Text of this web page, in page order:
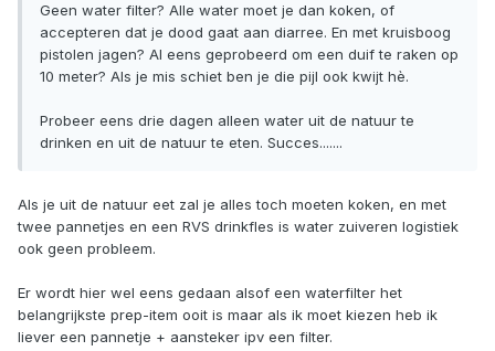
Geen water filter? Alle water moet je dan koken, of
accepteren dat je dood gaat aan diarree. En met kruisboog
pistolen jagen? Al eens geprobeerd om een duif te raken op
10 meter? Als je mis schiet ben je die pijl ook kwijt hè.
Probeer eens drie dagen alleen water uit de natuur te
drinken en uit de natuur te eten. Succes.......
Als je uit de natuur eet zal je alles toch moeten koken, en met
twee pannetjes en een RVS drinkfles is water zuiveren logistiek
ook geen probleem.
Er wordt hier wel eens gedaan alsof een waterfilter het
belangrijkste prep-item ooit is maar als ik moet kiezen heb ik
liever een pannetje + aansteker ipv een filter.